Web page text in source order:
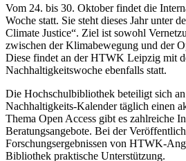
Vom 24. bis 30. Oktober findet die
Woche statt. Sie steht dieses Jahr unter
Climate Justice“. Ziel ist sowohl
zwischen der Klimabewegung und der
Diese findet an der HTWK Leipzig mit
Nachhaltigkeitswoche ebenfalls statt.
Die Hochschulbibliothek beteiligt sich
Nachhaltigkeits-Kalender täglich einen
Thema Open Access gibt es zahlreiche
Beratungsangebote. Bei der
Forschungsergebnissen von HTWK-
Bibliothek praktische Unterstützung.